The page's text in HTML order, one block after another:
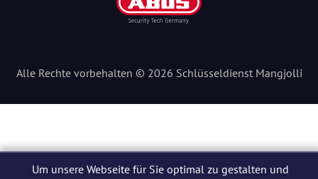
Alle Rechte vorbehalten © 2026 Schlüsseldienst Mangjolli
Um unsere Webseite für Sie optimal zu gestalten und